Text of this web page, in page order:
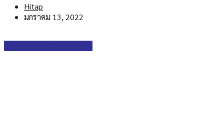
Hitap
มกราคม 13, 2022